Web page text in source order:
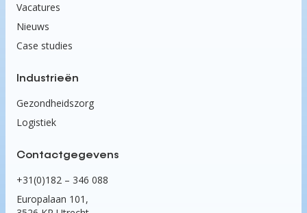
Vacatures
Nieuws
Case studies
Industrieën
Gezondheidszorg
Logistiek
Contactgegevens
+31(0)182 – 346 088
Europalaan 101,